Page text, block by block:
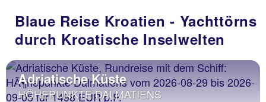
Blaue Reise Kroatien - Yachttörns
durch Kroatische Inselwelten
Adriatische Küste
HÖHEPUNKTE DALMATIENS